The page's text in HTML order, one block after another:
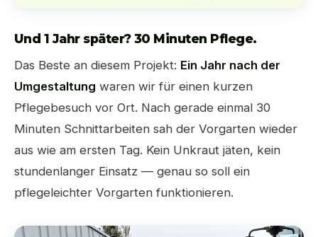
Und 1 Jahr später? 30 Minuten Pflege.
Das Beste an diesem Projekt: Ein Jahr nach der
Umgestaltung waren wir für einen kurzen
Pflegebesuch vor Ort. Nach gerade einmal 30
Minuten Schnittarbeiten sah der Vorgarten wieder
aus wie am ersten Tag. Kein Unkraut jäten, kein
stundenlanger Einsatz — genau so soll ein
pflegeleichter Vorgarten funktionieren.